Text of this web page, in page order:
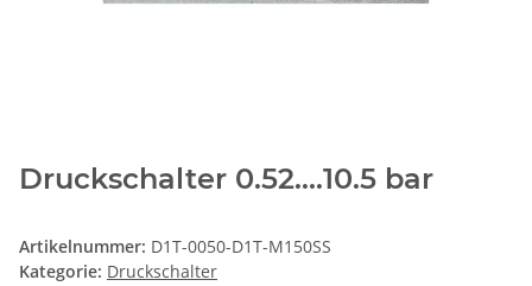
Druckschalter 0.52....10.5 bar
Artikelnummer: D1T-0050-D1T-M150SS
Kategorie: Druckschalter